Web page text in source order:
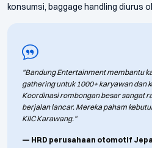
konsumsi, baggage handling diurus
"Bandung Entertainment membantu
gathering untuk 1000+ karyawan dan
Koordinasi rombongan besar sangat
berjalan lancar. Mereka paham
KIIC Karawang."
— HRD perusahaan otomotif